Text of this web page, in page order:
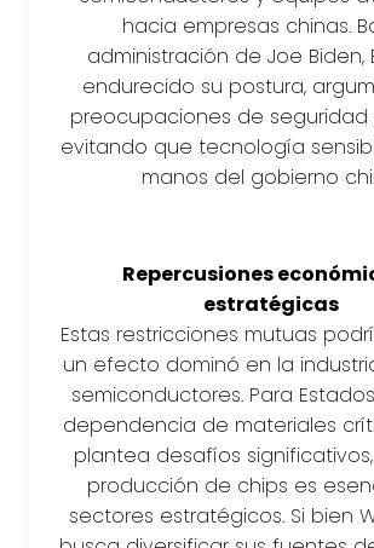
hacia empresas chinas.
administración de Joe Biden,
endurecido su postura,
preocupaciones de seguridad
evitando que tecnología
manos del gobierno
Repercusiones
estratégicas
Estas restricciones mutuas
un efecto dominó en la
semiconductores. Para
dependencia de materiales
plantea desafíos
producción de chips es
sectores estratégicos. Si bien